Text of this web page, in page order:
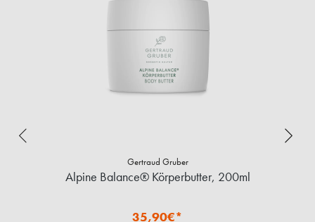
Gertraud Gruber
Alpine Balance® Körperbutter, 200ml
35,90€*